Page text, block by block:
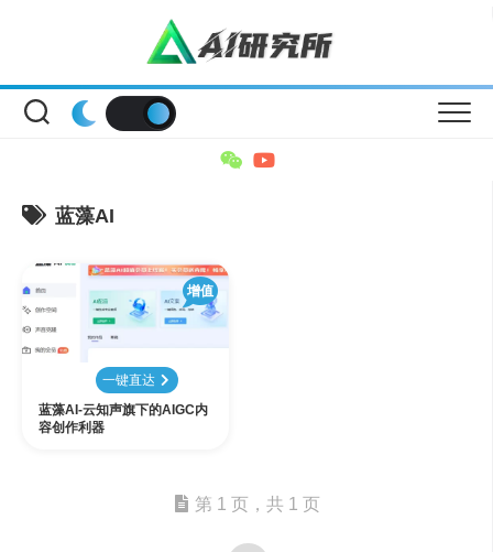
蓝藻AI
增值
一键直达
蓝藻AI-云知声旗下的AIGC内
容创作利器
第 1 页，共 1 页